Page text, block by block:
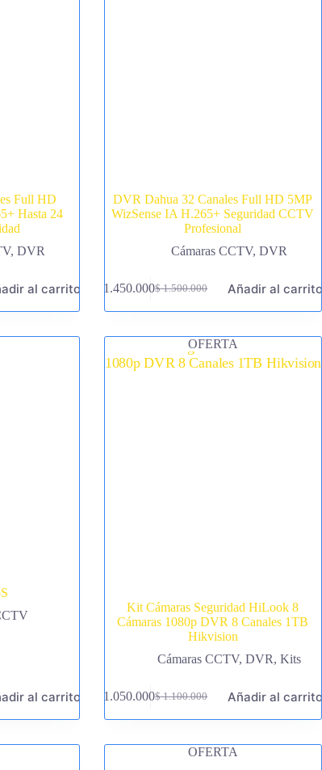
Full HD
Hasta 24
, DVR
al carrito
DVR Dahua 32 Canales Full HD 5MP
WizSense IA H.265+ Seguridad CCTV
Profesional
Cámaras CCTV, DVR
$1.500.000
El
precio
era:
$ 1.500.000.
1.450.000El
precio
es:
$ 1.450.000.
Añadir al carrito
al carrito
OFERTA
Kit Cámaras Seguridad HiLook 8
Cámaras 1080p DVR 8 Canales 1TB
Hikvision
Cámaras CCTV, DVR, Kits
$1.100.000
El
precio
era:
$ 1.100.000.
1.050.000El
precio
es:
$ 1.050.000.
Añadir al carrito
OFERTA